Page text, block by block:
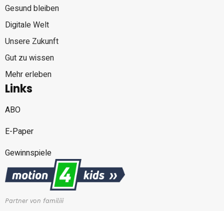
Gesund bleiben
Digitale Welt
Unsere Zukunft
Gut zu wissen
Mehr erleben
Links
ABO
E-Paper
Gewinnspiele
Partner von familiii